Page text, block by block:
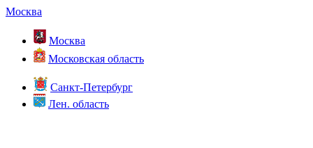
Москва
Москва
Московская область
Санкт-Петербург
Лен. область